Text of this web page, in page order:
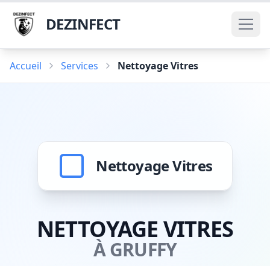
DEZINFECT
Accueil Services Nettoyage Vitres
Nettoyage Vitres
NETTOYAGE VITRES
À GRUFFY